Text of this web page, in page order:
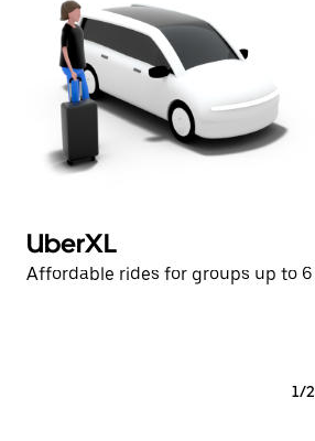
UberXL
Affordable rides for groups up to 6
1/2